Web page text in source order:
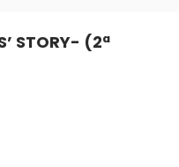
STORY- (2ª